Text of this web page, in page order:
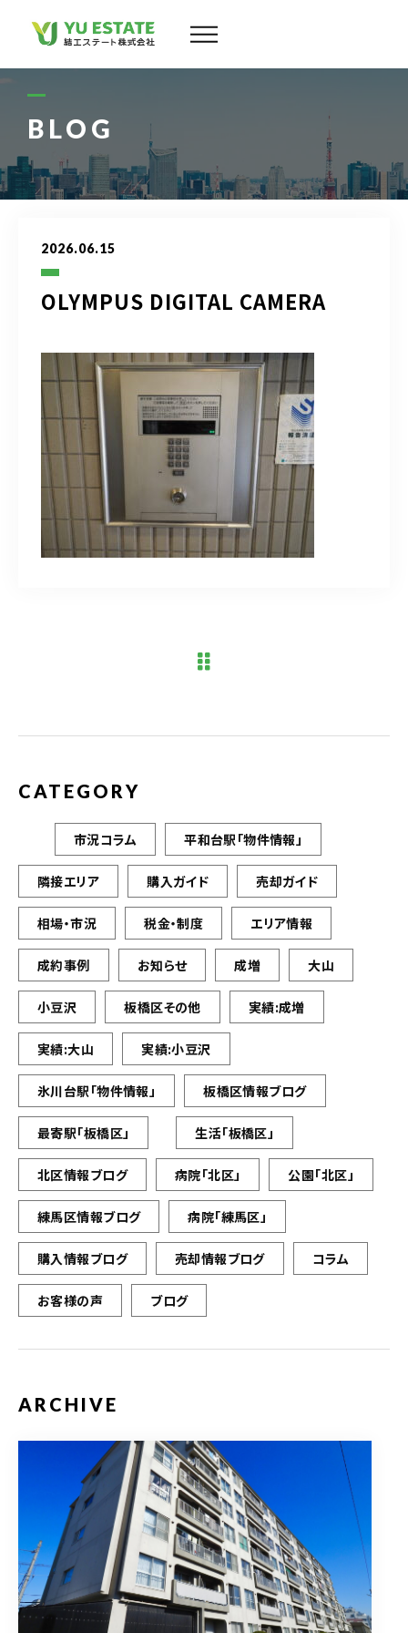
BLOG
2026.06.15
OLYMPUS DIGITAL CAMERA
CATEGORY
市況コラム 平和台駅「物件情報」
隣接エリア 購入ガイド 売却ガイド
相場・市況 税金・制度 エリア情報
成約事例 お知らせ 成増 大山
小豆沢 板橋区その他 実績:成増
実績:大山 実績:小豆沢
氷川台駅「物件情報」 板橋区情報ブログ
最寄駅「板橋区」 生活「板橋区」
北区情報ブログ 病院「北区」 公園「北区」
練馬区情報ブログ 病院「練馬区」
購入情報ブログ 売却情報ブログ コラム
お客様の声 ブログ
ARCHIVE
物件情報
お客様の声
よくある質問
ブログ
アクセス
03-6909-2648
お問い合わせはこちら